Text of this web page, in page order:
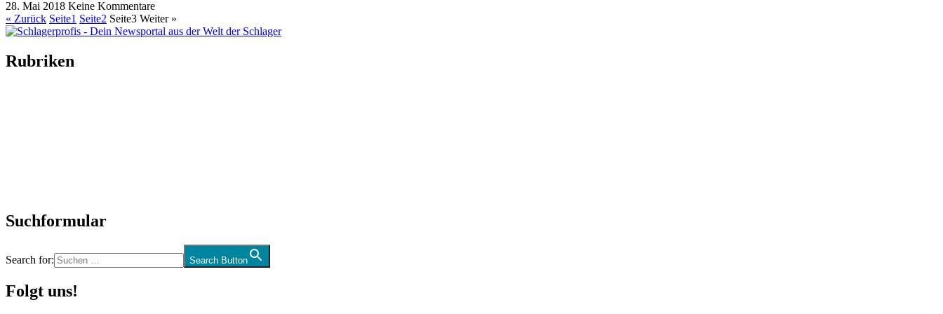
28. Mai 2018 Keine Kommentare
« Zurück Seite1 Seite2 Seite3 Weiter »
Rubriken
Suchformular
Search for: Search Button
Folgt uns!